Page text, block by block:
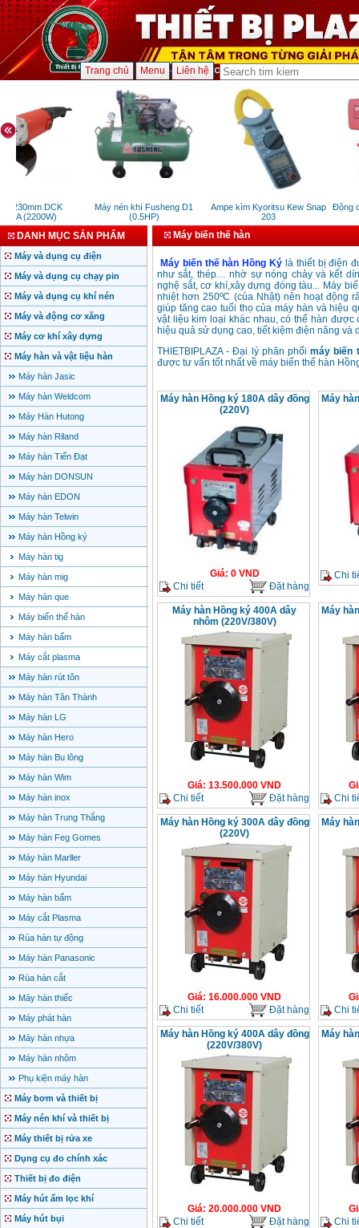
Trang chủ Menu Liên hệ
230mm DCK
(2200W)
Máy nén khí Fusheng D1
(0.5HP)
Ampe kìm Kyoritsu Kew Snap
203
Động
DANH MỤC SẢN PHẨM
Máy và dụng cụ điện
Máy và dụng cụ chạy pin
Máy và dụng cụ khí nén
Máy và động cơ xăng
Máy cơ khí xây dựng
Máy hàn và vật liệu hàn
Máy hàn Jasic
Máy hàn Weldcom
Máy Hàn Hutong
Máy hàn Riland
Máy hàn Tiến Đạt
Máy hàn DONSUN
Máy hàn EDON
Máy hàn Telwin
Máy hàn Hồng ký
Máy hàn tig
Máy hàn mig
Máy hàn que
Máy biến thế hàn
Máy hàn bấm
Máy cắt plasma
Máy hàn rút tôn
Máy hàn Tân Thành
Máy hàn LG
Máy hàn Hero
Máy hàn Bu lông
Máy hàn Wim
Máy hàn inox
Máy hàn Trung Thắng
Máy hàn Feg Gomes
Máy hàn Marller
Máy hàn Hyundai
Máy hàn bấm
Máy cắt Plasma
Rùa hàn tự động
Máy hàn Panasonic
Rùa hàn cắt
Máy hàn thiếc
Máy phát hàn
Máy hàn nhựa
Máy hàn nhôm
Phụ kiện máy hàn
Máy bơm và thiết bị
Máy nén khí và thiết bị
Máy thiết bị rửa xe
Dụng cụ đo chính xác
Thiết bị đo điện
Máy hút ẩm lọc khí
Máy hút bụi
Máy biến thế hàn
Máy biến thế hàn Hồng Ký là thiết bị điện
như sắt, thép… nhờ sự nóng chảy và kết
nghệ sắt, cơ khí,xây dựng đóng tàu... Máy
nhiệt hơn 250ºC (của Nhật) nên hoạt động
giúp tăng cao tuổi thọ của máy hàn và hiệu
vật liệu kim loại khác nhau, có thể hàn
hiệu quả sử dụng cao, tiết kiệm điện năng
THIETBIPLAZA - Đại lý phân phốimáy biến
được tư vấn tốt nhất về máy biến thế hàn
Máy hàn Hồng ký 180A dây đồng
(220V)
Giá: 0VND
Chi tiết
Đặt hàng
Máy
Chi
Máy hàn Hồng ký 400A dây
nhôm (220V/380V)
Giá: 13.500.000 VND
Chi tiết
Đặt hàng
Máy
Chi
Máy hàn Hồng ký 300A dây đồng
(220V)
Giá: 16.000.000 VND
Chi tiết
Đặt hàng
Máy
Chi
Máy hàn Hồng ký 400A dây đồng
(220V/380V)
Giá: 20.000.000 VND
Chi tiết
Đặt hàng
Máy
Chi